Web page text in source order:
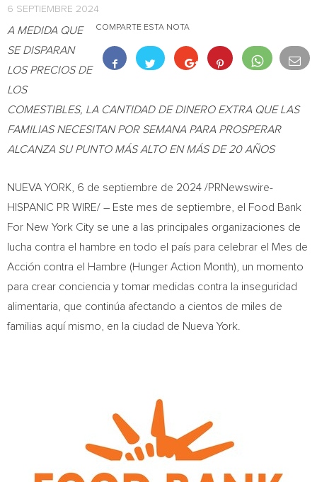
6 SEPTIEMBRE 2024
COMPARTE ESTA NOTA
A MEDIDA QUE
SE DISPARAN
LOS PRECIOS DE
LOS
COMESTIBLES, LA CANTIDAD DE DINERO EXTRA QUE LAS
FAMILIAS NECESITAN POR SEMANA PARA PROSPERAR
ALCANZA SU PUNTO MÁS ALTO EN MÁS DE 20 AÑOS
NUEVA YORK 6 de septiembre de 2024 /PRNewswire-
HISPANIC PR WIRE/ – Este mes de septiembre, el Food Bank
For New York City se une a las principales organizaciones de
lucha contra el hambre en todo el país para celebrar el Mes de
Acción contra el Hambre (Hunger Action Month), un momento
para crear conciencia y tomar medidas contra la inseguridad
alimentaria, que continúa afectando a cientos de miles de
familias aquí mismo, en la ciudad de Nueva York